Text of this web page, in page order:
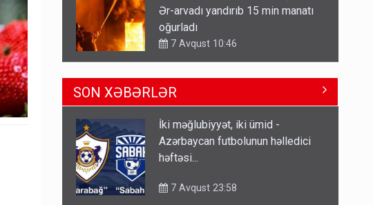
Əhaliyə hava ilə bağlı VACİB
XƏBƏRDARLIQ - Saat 11:00-dan…
7 Avqust 09:15
Gedişi var, dönüşü yox: Bakı-
Tbilisi-Bakı qatarına bilet
7 Avqust 23:17
Məhərrəmovun oğludur - DOSYE
SON XƏBƏRLƏR
İki məğlubiyyət, iki ümid -
Azərbaycan futbolunun həlledici
həftəsi...
7 Avqust 23:58